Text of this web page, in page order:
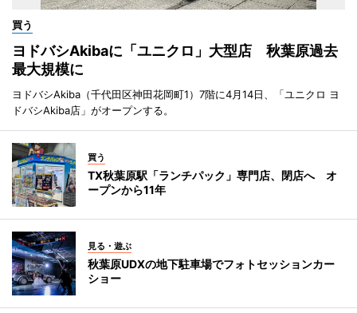
買う
ヨドバシAkibaに「ユニクロ」大型店 秋葉原過去
最大規模に
ヨドバシAkiba（千代田区神田花岡町1）7階に4月14日、「ユニクロ ヨ
ドバシAkiba店」がオープンする。
買う
TX秋葉原駅「ランチパック」専門店、閉店へ オ
ープンから11年
見る・遊ぶ
秋葉原UDXの地下駐車場でフォトセッションカー
ショー